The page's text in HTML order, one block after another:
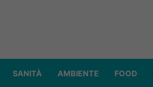
SANITÀ AMBIENTE FOOD